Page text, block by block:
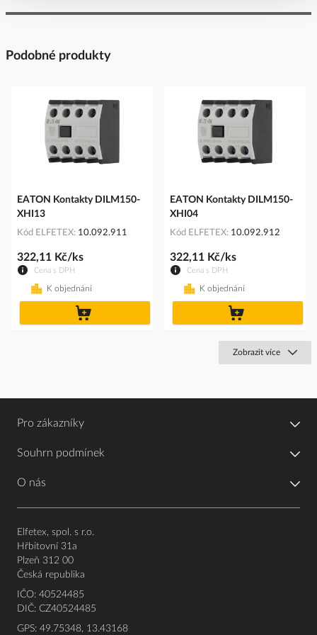
Podobné produkty
EATON Kontakty DILM150-
XHI13
Kód ELFETEX 10.092.911
Cena s DPH
322,11 Kč/ks
K objednání
EATON Kontakty DILM150-
XHI04
Kód ELFETEX 10.092.912
Cena s DPH
322,11 Kč/ks
K objednání
Zobrazit více
Pro zákazníky
Souhrn podmínek
O nás
Elfetex, spol. s r.o.
Hřbitovní 31a
Plzeň 312 00
Česká republika
IČO: 40524485
DIČ: CZ40524485
GPS: 49.75348, 13.43168